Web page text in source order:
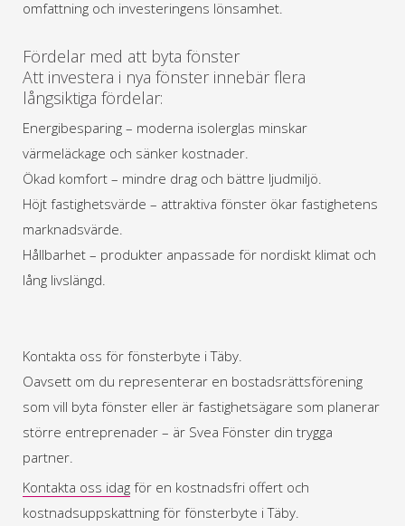
omfattning och investeringens lönsamhet.
Fördelar med att byta fönster
Att investera i nya fönster innebär flera
långsiktiga fördelar:
Energibesparing – moderna isolerglas minskar
värmeläckage och sänker kostnader.
Ökad komfort – mindre drag och bättre ljudmiljö.
Höjt fastighetsvärde – attraktiva fönster ökar fastighetens
marknadsvärde.
Hållbarhet – produkter anpassade för nordiskt klimat och
lång livslängd.
Kontakta oss för fönsterbyte i Täby.
Oavsett om du representerar en bostadsrättsförening
som vill byta fönster eller är fastighetsägare som planerar
större entreprenader – är Svea Fönster din trygga
partner.
Kontakta oss idag för en kostnadsfri offert och
kostnadsuppskattning för fönsterbyte i Täby.